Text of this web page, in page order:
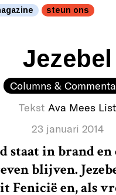
steun ons
Jezebel
Columns &
Tekst Ava Mees List
23 januari 2014
staat in brand en
blijven.
Fenicië en, als